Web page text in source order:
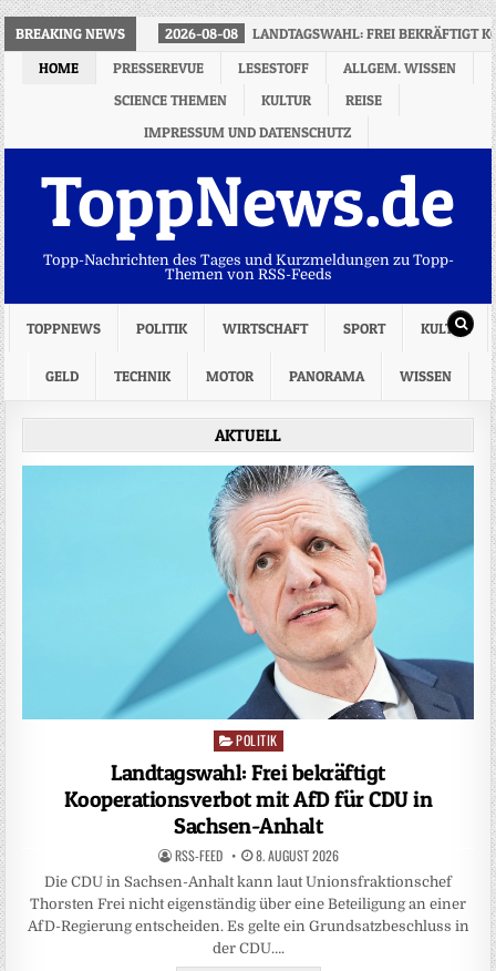
BREAKING NEWS 2026-08-08
LANDTAGSWAHL: FREI BEKRÄFTIGT
HOME
PRESSEREVUE LESESTOFF
ALLGEM. WISSEN
SCIENCE THEMEN
KULTUR
REISE
IMPRESSUM UND DATENSCHUTZ
ToppNews.de
Topp-Nachrichten des Tages und Kurzmeldungen zu Topp-
Themen von RSS-Feeds
TOPPNEWS POLITIK WIRTSCHAFT SPORT KULTUR
GELD TECHNIK MOTOR PANORAMA WISSEN
AKTUELL
Posted
in
POLITIK
Landtagswahl: Frei bekräftigt
Kooperationsverbot mit AfD für CDU in
Sachsen-Anhalt
RSS-FEED 8. AUGUST 2026
Die CDU in Sachsen-Anhalt kann laut Unionsfraktionschef
Thorsten Frei nicht eigenständig über eine Beteiligung an einer
AfD-Regierung entscheiden. Es gelte ein Grundsatzbeschluss in
der CDU….